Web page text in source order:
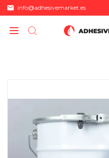
info@adhesivemarket.es